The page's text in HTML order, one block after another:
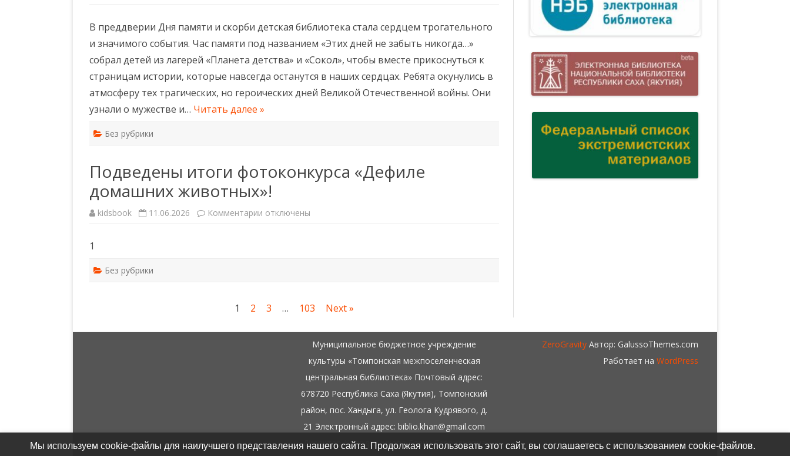
«Этих
дней
не
забыть
никогда…»
В преддверии Дня памяти и скорби детская библиотека стала сердцем трогательного
и значимого события. Час памяти под названием «Этих дней не забыть никогда…»
собрал детей из лагерей «Планета детства» и «Сокол», чтобы вместе прикоснуться к
страницам истории, которые навсегда останутся в наших сердцах. Ребята окунулись в
атмосферу тех трагических, но героических дней Великой Отечественной войны. Они
узнали о мужестве и… Читать далее »
Без рубрики
Подведены итоги фотоконкурса «Дефиле
домашних животных»!
kidsbook 11.06.2026 Комментарии котключены
1
Без рубрики
1 2 3 … 103 Next »
Муниципальное бюджетное учреждение
культуры «Томпонская межпоселенческая
центральная библиотека» Почтовый адрес:
678720 Республика Саха (Якутия), Томпонский
район, пос. Хандыга, ул. Геолога Кудрявого, д.
21 Электронный адрес: biblio.khan@gmail.com
Директор Колодезникова Елена Гаврильевна
ZeroGravity Автор: GalussoThemes.com
Работает на WordPress
Мы используем cookie-файлы для наилучшего представления нашего сайта. Продолжая использовать этот сайт, вы соглашаетесь с использованием cookie-файлов.